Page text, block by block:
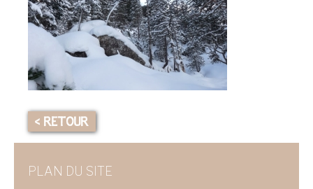
< RETOUR
PLAN DU SITE